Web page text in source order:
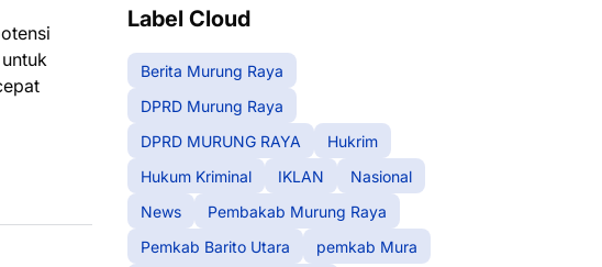
Label Cloud
Berita Murung Raya
DPRD Murung Raya
DPRD MURUNG RAYA
Hukrim
Hukum Kriminal
IKLAN
Nasional
News
Pembakab Murung Raya
Pemkab Barito Utara
pemkab Mura